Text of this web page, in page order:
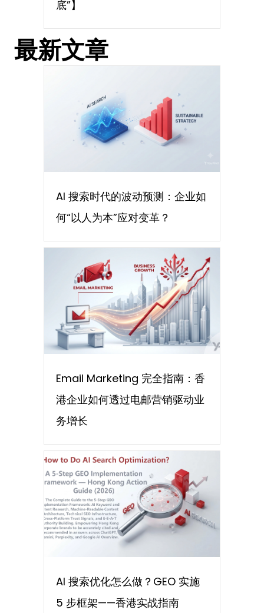
底”】
最新文章
AI 搜索时代的波动预测：企业如
何“以人为本”应对变革？
Email Marketing 完全指南：香
港企业如何透过电邮营销驱动业
务增长
AI 搜索优化怎么做？GEO 实施
5 步框架——香港实战指南